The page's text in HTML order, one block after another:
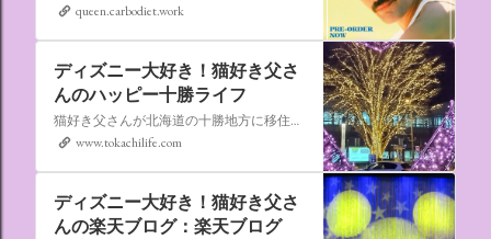
queen.carbodiet.work
ディズニー大好き！猫好き父さ
んのハッピー十勝ライフ
猫好き父さんが北海道の十勝地方に移住しました。なれない北海道の暮らしについてお伝えします。
www.tokachilife.com
ディズニー大好き！猫好き父さ
んの楽天ブログ：楽天ブログ